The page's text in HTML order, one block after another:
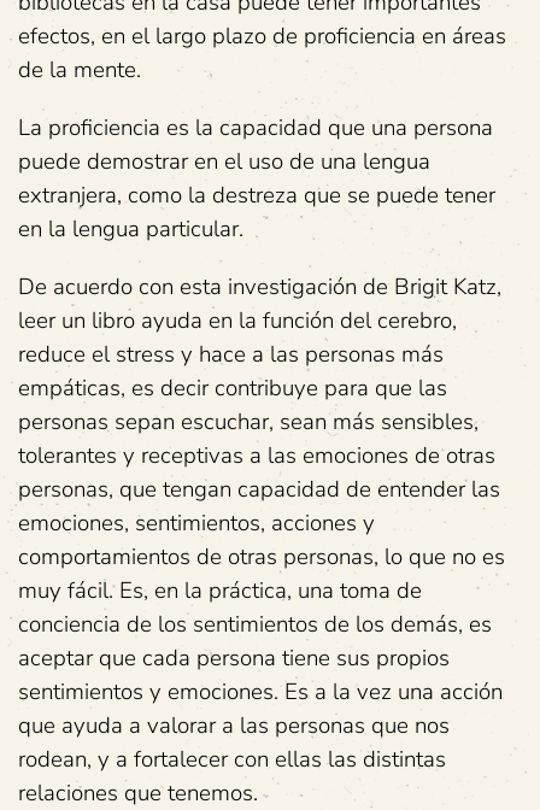
efectos, en el largo plazo de proficiencia en áreas
de la mente.
La proficiencia es la capacidad que una persona
puede demostrar en el uso de una lengua
extranjera, como la destreza que se puede tener
en la lengua particular.
De acuerdo con esta investigación de Brigit Katz,
leer un libro ayuda en la función del cerebro,
reduce el stress y hace a las personas más
empáticas, es decir contribuye para que las
personas sepan escuchar, sean más sensibles,
tolerantes y receptivas a las emociones de otras
personas, que tengan capacidad de entender las
emociones, sentimientos, acciones y
comportamientos de otras personas, lo que no es
muy fácil. Es, en la práctica, una toma de
conciencia de los sentimientos de los demás, es
aceptar que cada persona tiene sus propios
sentimientos y emociones. Es a la vez una acción
que ayuda a valorar a las personas que nos
rodean, y a fortalecer con ellas las distintas
relaciones que tenemos.